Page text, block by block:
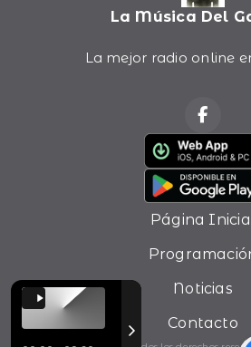
La Música Del
La mejor radio online
Página
Noticias
Contacto